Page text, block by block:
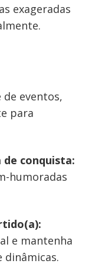
exageradas
de eventos,
para
de conquista:
humoradas
e mantenha
dinâmicas.